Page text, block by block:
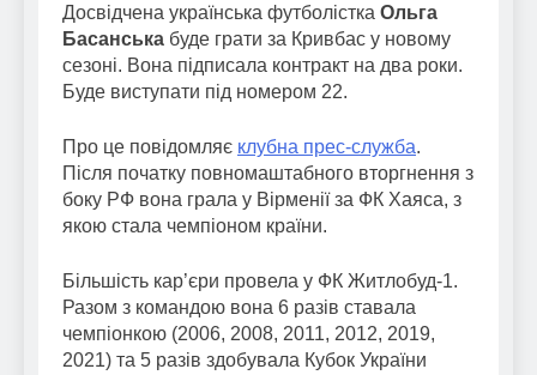
Досвідчена українська футболістка Ольга
Басанська буде грати за Кривбас у новому
сезоні. Вона підписала контракт на два роки.
Буде виступати під номером 22.
Про це повідомляє клубна прес-служба.
Після початку повномаштабного вторгнення з
боку РФ вона грала у Вірменії за ФК Хаяса, з
якою стала чемпіоном країни.
Більшість кар’єри провела у ФК Житлобуд-1.
Разом з командою вона 6 разів ставала
чемпіонкою (2006, 2008, 2011, 2012, 2019,
2021) та 5 разів здобувала Кубок України